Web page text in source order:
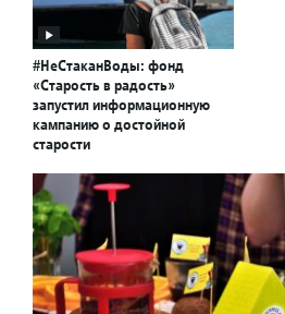
#НеСтаканВоды: фонд
«Старость в радость»
запустил информационную
кампанию о достойной
старости